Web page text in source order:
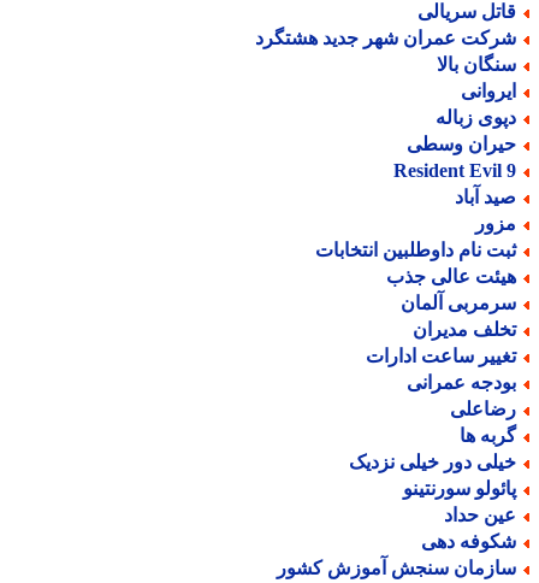
سریالی
عمران شهر جدید هشتگرد
بالا
زباله
وسطی
Resident Evil
آباد
نام داوطلبین انتخابات
عالی جذب
آلمان
مدیران
ساعت ادارات
عمرانی
ها
دور خیلی نزدیک
سورنتینو
حداد
دهی
سنجش آموزش کشور